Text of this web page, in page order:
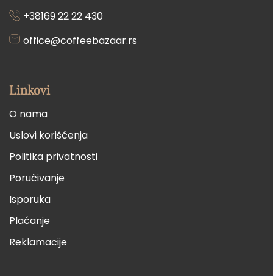
+38169 22 22 430
office@coffeebazaar.rs
Linkovi
O nama
Uslovi korišćenja
Politika privatnosti
Poručivanje
Isporuka
Plaćanje
Reklamacije